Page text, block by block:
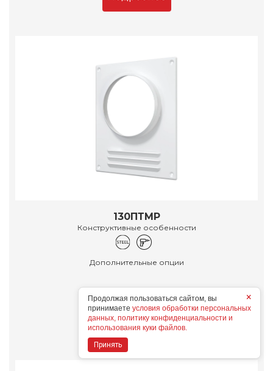
130ПТМР
Конструктивные особенности
Дополнительные опции
Подробнее
×
Продолжая пользоваться сайтом, вы
принимаете условия обработки персональных
данных, политику конфиденциальности и
использования куки файлов.
Принять